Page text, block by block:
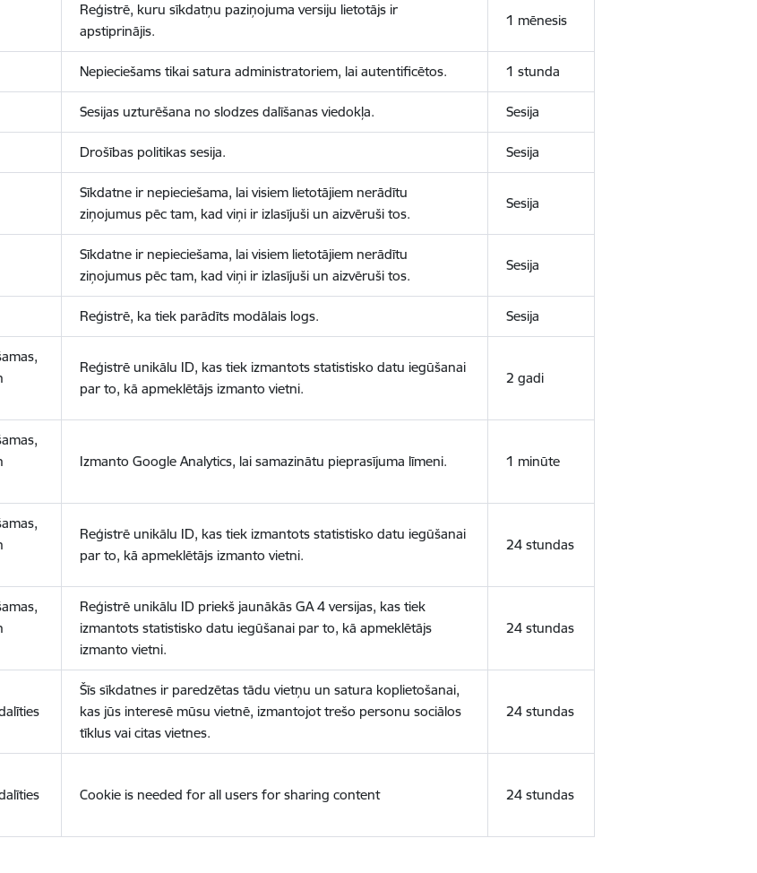
Reģistrē, kuru sīkdatņu paziņojuma versiju lietotājs ir
apstiprinājis.
1 mēnesis
Nepieciešams tikai satura administratoriem, lai autentificētos. 1 stunda
Sesijas uzturēšana no slodzes dalīšanas viedokļa. Sesija
Drošības politikas sesija. Sesija
Sīkdatne ir nepieciešama, lai visiem lietotājiem nerādītu
ziņojumus pēc tam, kad viņi ir izlasījuši un aizvēruši tos.
Sesija
Sīkdatne ir nepieciešama, lai visiem lietotājiem nerādītu
ziņojumus pēc tam, kad viņi ir izlasījuši un aizvēruši tos.
Sesija
Reģistrē, ka tiek parādīts modālais logs. Sesija
Reģistrē unikālu ID, kas tiek izmantots statistisko datu iegūšanai
par to, kā apmeklētājs izmanto vietni.
2 gadi
Izmanto Google Analytics, lai samazinātu pieprasījuma līmeni. 1 minūte
Reģistrē unikālu ID, kas tiek izmantots statistisko datu iegūšanai
par to, kā apmeklētājs izmanto vietni.
24 stundas
Reģistrē unikālu ID priekš jaunākās GA 4 versijas, kas tiek
izmantots statistisko datu iegūšanai par to, kā apmeklētājs
izmanto vietni.
24 stundas
Šīs sīkdatnes ir paredzētas tādu vietņu un satura koplietošanai,
kas jūs interesē mūsu vietnē, izmantojot trešo personu sociālos
tīklus vai citas vietnes.
24 stundas
Cookie is needed for all users for sharing content 24 stundas